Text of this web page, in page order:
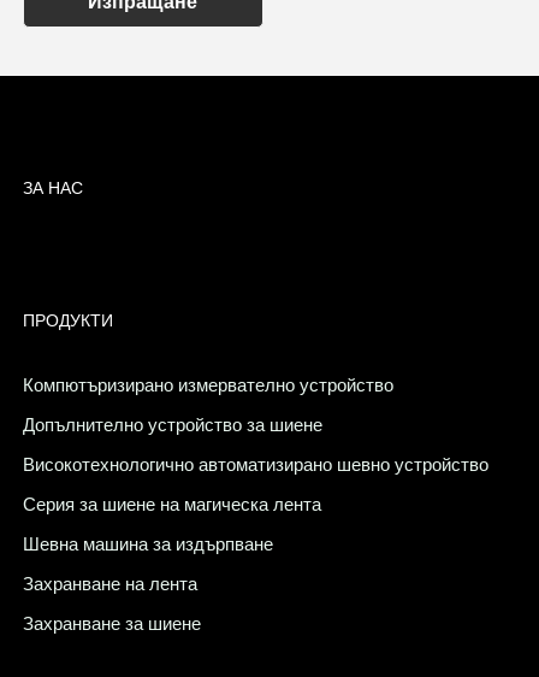
ЗА НАС
ПРОДУКТИ
Компютъризирано измервателно устройство
Допълнително устройство за шиене
Високотехнологично автоматизирано шевно устройство
Серия за шиене на магическа лента
Шевна машина за издърпване
Захранване на лента
Захранване за шиене